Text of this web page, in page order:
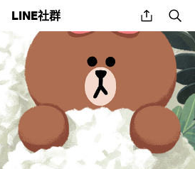
LINE社群 share